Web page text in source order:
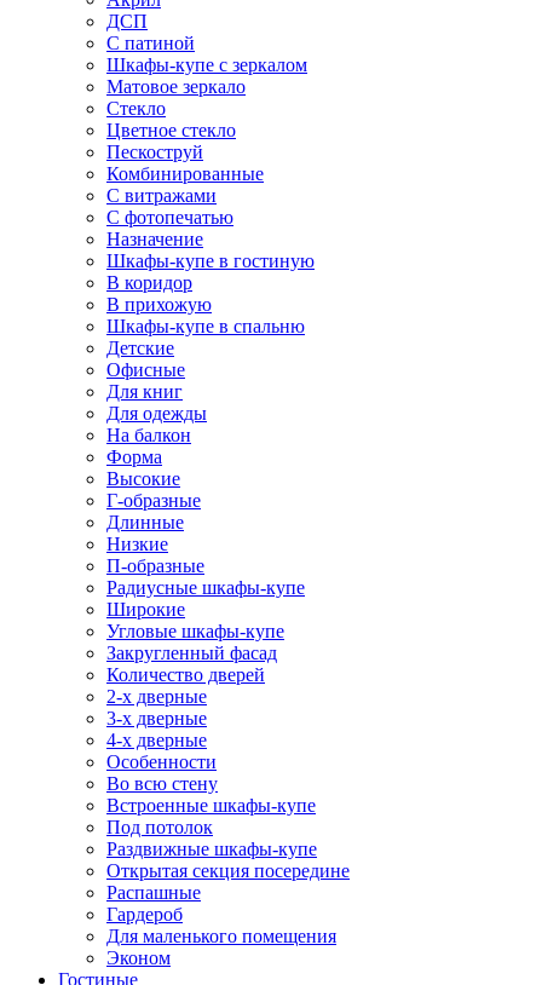
ДСП
С патиной
Шкафы-купе с зеркалом
Матовое зеркало
Стекло
Цветное стекло
Пескоструй
Комбинированные
С витражами
С фотопечатью
Назначение
Шкафы-купе в гостиную
В коридор
В прихожую
Шкафы-купе в спальню
Детские
Офисные
Для книг
Для одежды
На балкон
Форма
Высокие
Г-образные
Длинные
Низкие
П-образные
Радиусные шкафы-купе
Широкие
Угловые шкафы-купе
Закругленный фасад
Количество дверей
2-х дверные
3-х дверные
4-х дверные
Особенности
Во всю стену
Встроенные шкафы-купе
Под потолок
Раздвижные шкафы-купе
Открытая секция посередине
Распашные
Гардероб
Для маленького помещения
Эконом
Гостиные